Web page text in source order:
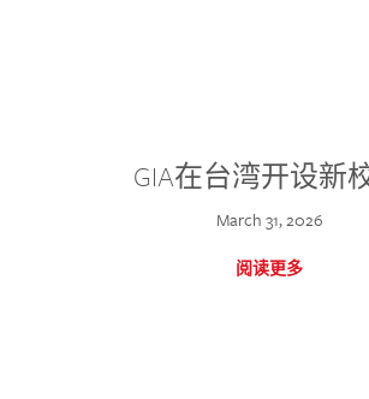
GIA在台湾开设新
March 31, 2026
阅读更多